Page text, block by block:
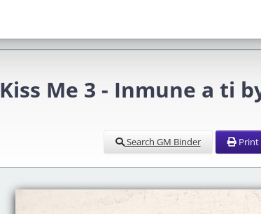
Kiss Me 3 - Inmune a ti
Search GM Binder Print